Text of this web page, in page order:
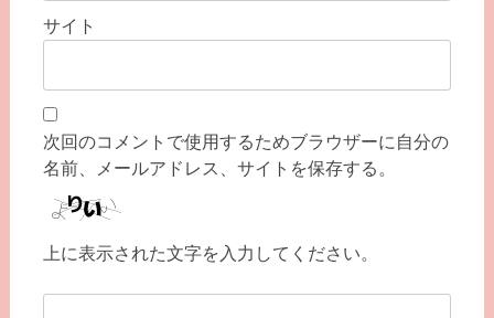
サイト
次回のコメントで使用するためブラウザーに自分の
名前、メールアドレス、サイトを保存する。
上に表示された文字を入力してください。